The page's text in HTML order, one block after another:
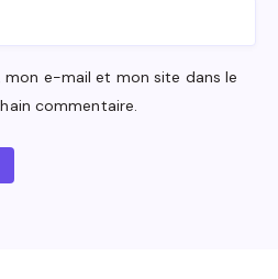
mon e-mail et mon site dans le
commentaire.